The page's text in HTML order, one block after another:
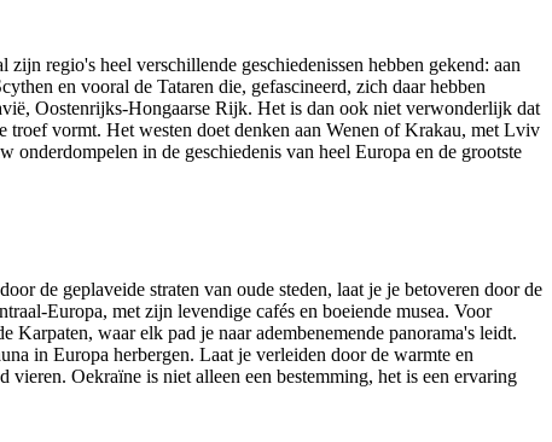
regio's heel verschillende geschiedenissen hebben gekend: aan
en vooral de Tataren die, gefascineerd, zich daar hebben
Oostenrijks-Hongaarse Rijk. Het is dan ook niet verwonderlijk dat
troef vormt. Het westen doet denken aan Wenen of Krakau, met Lviv
onderdompelen in de geschiedenis van heel Europa en de grootste
de geplaveide straten van oude steden, laat je je betoveren door de
Europa, met zijn levendige cafés en boeiende musea. Voor
waar elk pad je naar adembenemende panorama's leidt.
in Europa herbergen. Laat je verleiden door de warmte en
Oekraïne is niet alleen een bestemming, het is een ervaring